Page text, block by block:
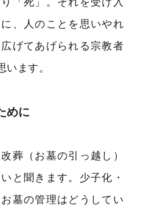
、人のことを思いやれ
げてあげられる宗教者
ます。
めに
葬（お墓の引っ越し）
と聞きます。少子化・
墓の管理はどうしてい